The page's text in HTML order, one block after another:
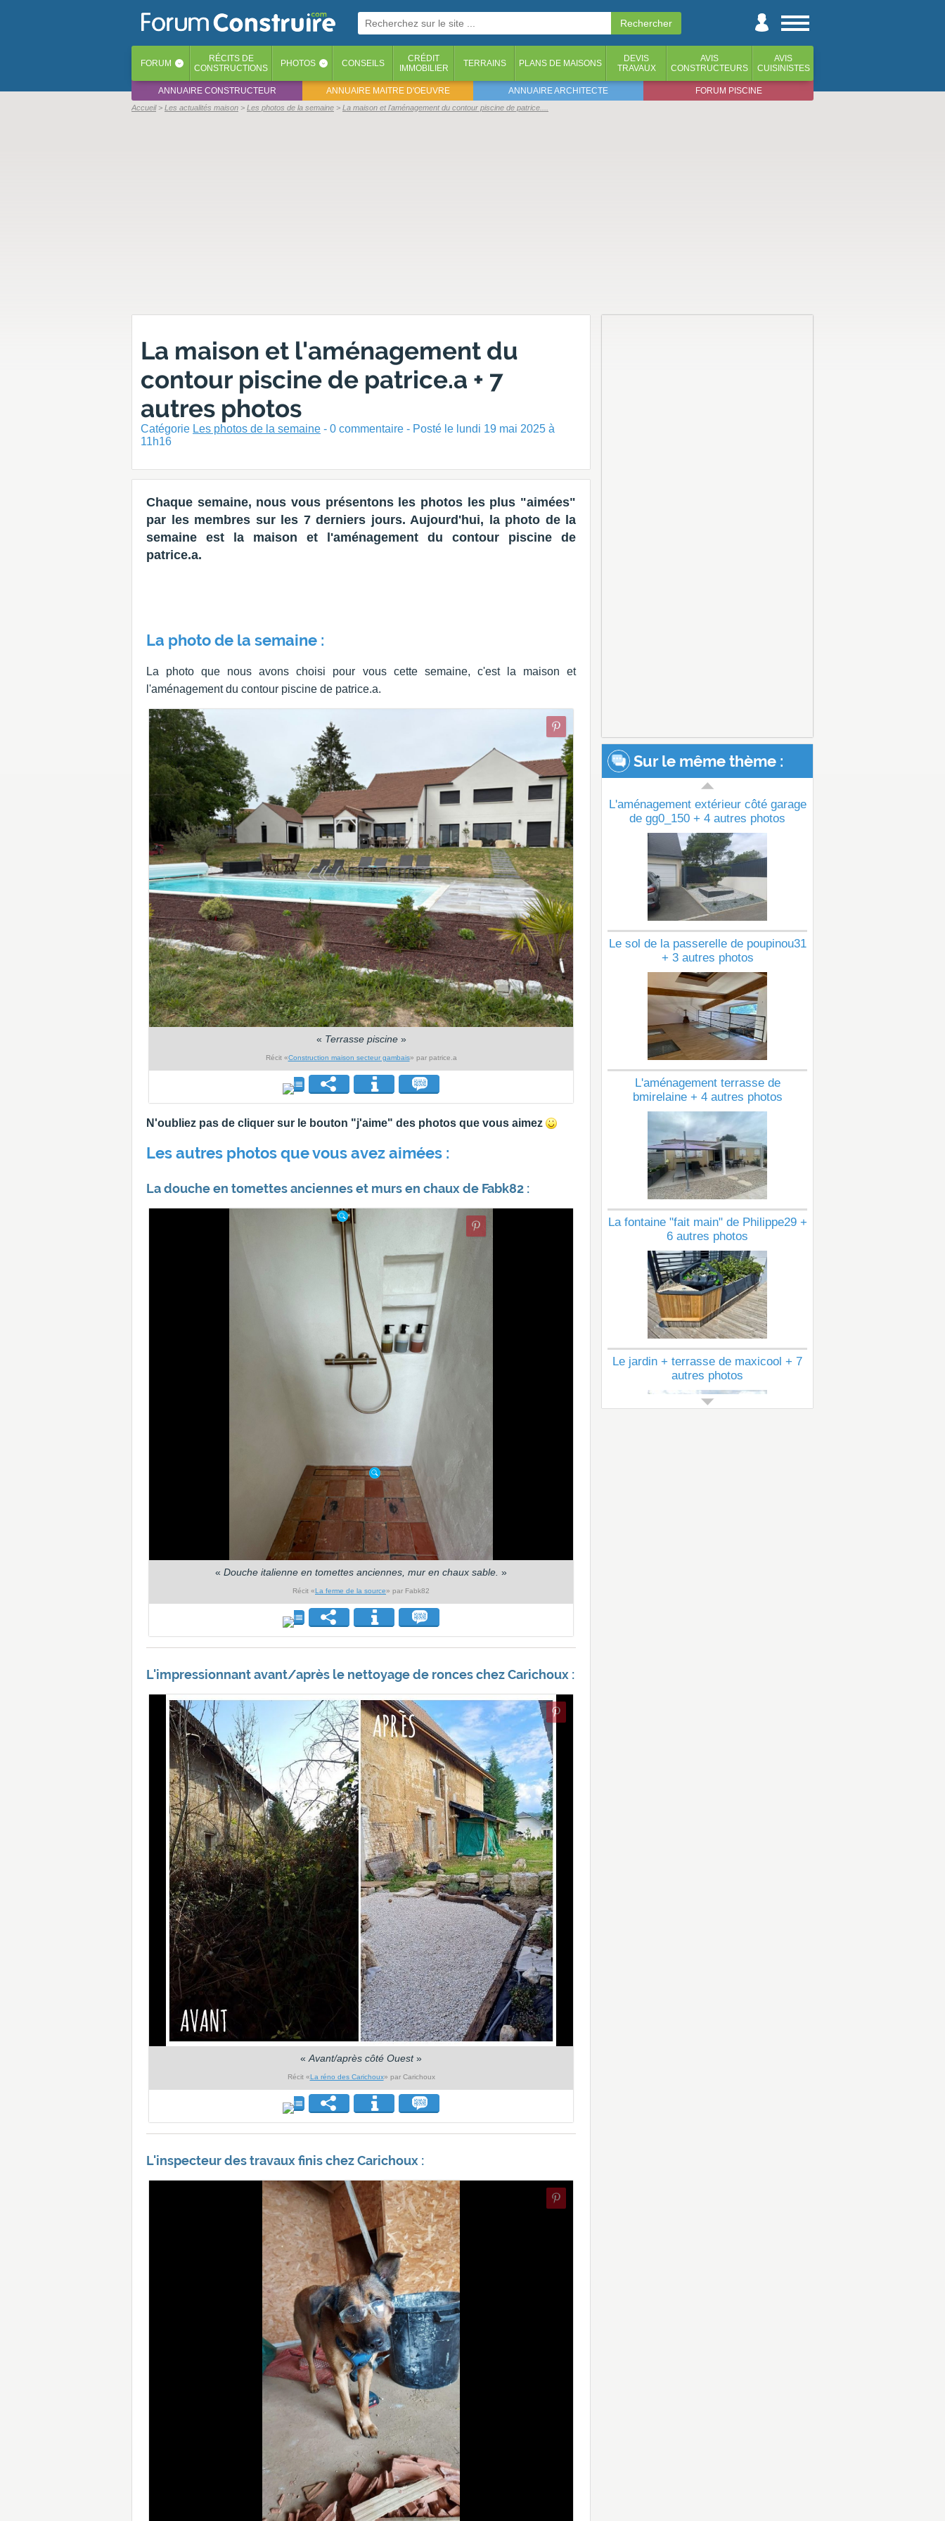
FORUM ‹ RÉCITS DE
CONSTRUCTIONS
PHOTOS ‹ CONSEILS
CRÉDIT
IMMOBILIER
TERRAINS PLANS DE MAISONS
DEVIS
TRAVAUX
AVIS
CONSTRUCTEURS
AVIS
CUISINISTES
ANNUAIRE CONSTRUCTEUR ANNUAIRE MAITRE D'OEUVRE ANNUAIRE ARCHITECTE FORUM PISCINE
Accueil Les actualités maison Les photos de la semaine La maison et l'aménagement du contour piscine de patrice....
La maison et l'aménagement du
contour piscine de patrice.a + 7
autres photos
Catégorie Les photos de la semaine - 0 commentaire - Posté le lundi 19 mai 2025 à
11h16
Chaque semaine, nous vous présentons les photos les plus "aimées"
par les membres sur les 7 derniers jours. Aujourd'hui, la photo de la
semaine est la maison et l'aménagement du contour piscine de
patrice.a.
La photo de la semaine :
La photo que nous avons choisi pour vous cette semaine, c'est la maison et
l'aménagement du contour piscine de patrice.a.
« Terrasse piscine»
Récit «Construction maison secteur gambais» par patrice.a
N'oubliez pas de cliquer sur le bouton "j'aime" des photos que vous aimez
Les autres photos que vous avez aimées :
La douche en tomettes anciennes et murs en chaux de Fabk82 :
« Douche italienne en tomettes anciennes, mur en chaux sable. »
Récit «La ferme de la source» par Fabk82
L'impressionnant avant/après le nettoyage de ronces chez Carichoux :
« Avant/après côté Ouest»
Récit «La réno des Carichoux» par Carichoux
L'inspecteur des travaux finis chez Carichoux :
Sur le même thème :
L'aménagement extérieur côté garage
de gg0_150 + 4 autres photos
Le sol de la passerelle de poupinou31
+ 3 autres photos
L'aménagement terrasse de
bmirelaine + 4 autres photos
La fontaine "fait main" de Philippe29 +
6 autres photos
Le jardin + terrasse de maxicool + 7
autres photos